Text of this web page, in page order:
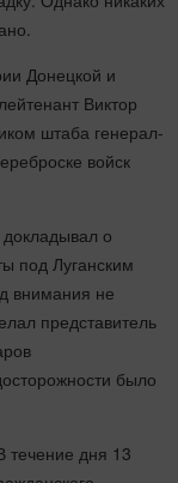
Донецкой и
Виктор
штаба генерал-
войск
о
под Луганским
внимания не
представитель
было
течение дня 13